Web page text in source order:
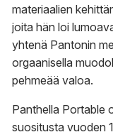
materiaalien
joita hän loi
yhtenä Pantonin
orgaanisella
pehmeää valoa.
Panthella Portable
suositusta vuoden